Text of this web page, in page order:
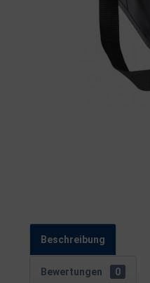
Beschreibung
Bewertungen 0